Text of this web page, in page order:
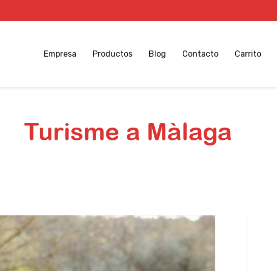
Empresa Productos Blog Contacto Carrito
Turisme a Màlaga